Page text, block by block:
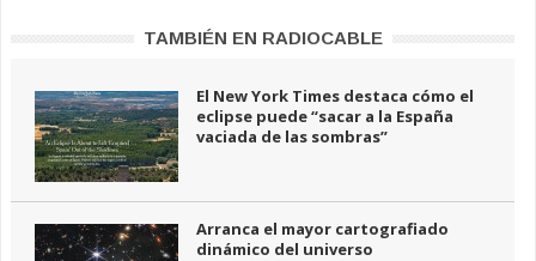
TAMBIÉN EN RADIOCABLE
El New York Times destaca cómo el
eclipse puede “sacar a la España
vaciada de las sombras”
Arranca el mayor cartografiado
dinámico del universo